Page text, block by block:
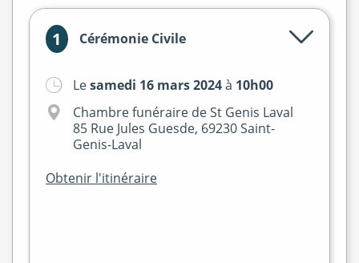
1 Cérémonie Civile
Lesamedi 16 mars 2024à 10h00
Chambre funéraire de St Genis Laval
85 Rue Jules Guesde, 69230 Saint-
Genis-Laval
Obtenir l'itinéraire